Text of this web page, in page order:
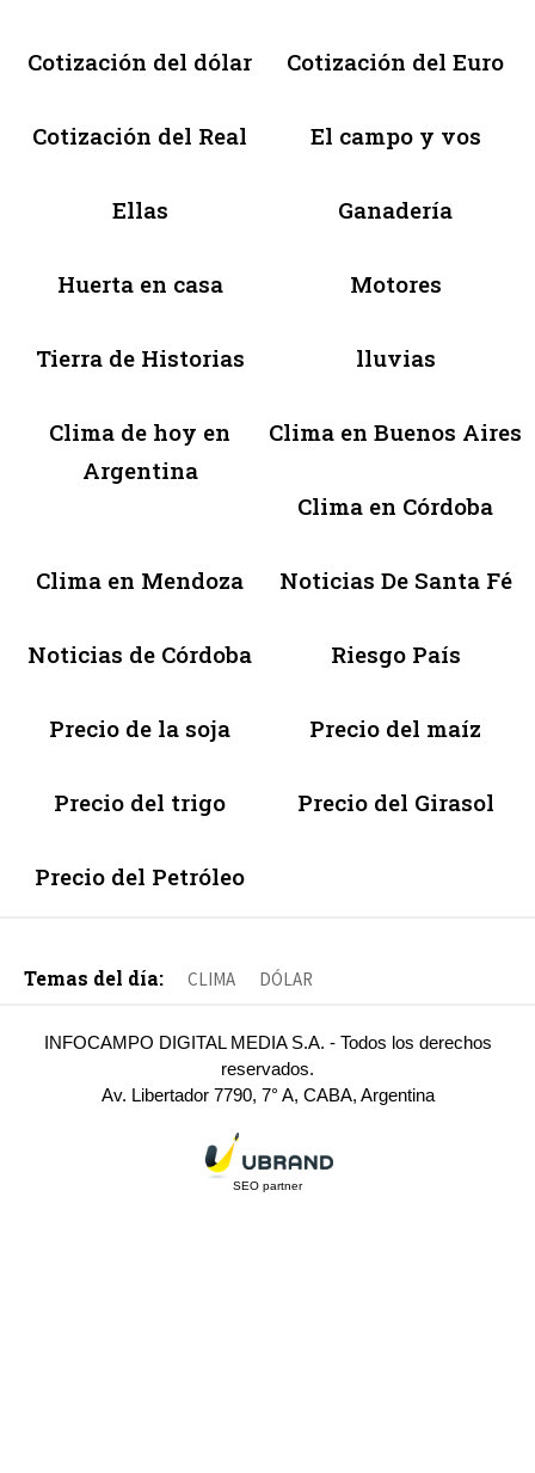
Cotización del dólar Cotización del Euro
Cotización del Real El campo y vos
Ellas Ganadería
Huerta en casa Motores
Tierra de Historias lluvias
Clima de hoy en
Argentina
Clima en Buenos Aires
Clima en Córdoba
Clima en Mendoza Noticias De Santa Fé
Noticias de Córdoba Riesgo País
Precio de la soja Precio del maíz
Precio del trigo Precio del Girasol
Precio del Petróleo
Temas del día: CLIMA DÓLAR
INFOCAMPO DIGITAL MEDIA S.A. - Todos los derechos
reservados.
Av. Libertador 7790, 7° A, CABA, Argentina
SEO partner